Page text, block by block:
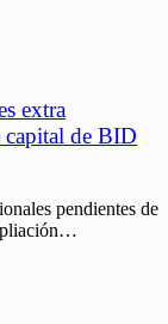
extra
capital de BID
pendientes de